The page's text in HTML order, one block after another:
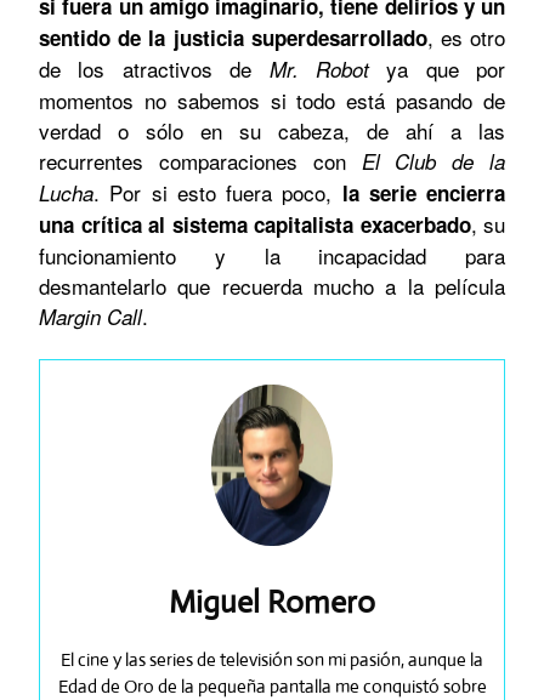
sentido de la justicia superdesarrollado, es otro
de los atractivos de Mr. Robotya que por
momentos no sabemos si todo está pasando de
verdad o sólo en su cabeza, de ahí a las
recurrentes comparaciones con El Club de la
Lucha. Por si esto fuera poco, la serie encierra
una crítica al sistema capitalista exacerbado, su
funcionamiento y la incapacidad para
desmantelarlo que recuerda mucho a la película
Margin Call.
Miguel Romero
El cine y las series de televisión son mi pasión, aunque la
Edad de Oro de la pequeña pantalla me conquistó sobre